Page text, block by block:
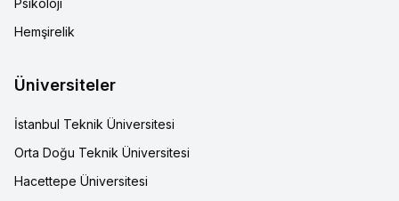
Psikoloji
Hemşirelik
Üniversiteler
İstanbul Teknik Üniversitesi
Orta Doğu Teknik Üniversitesi
Hacettepe Üniversitesi